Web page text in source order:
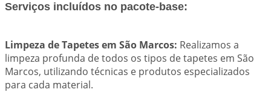
Serviços incluídos no pacote-base:
Limpeza de Tapetes em São Marcos: Realizamos a
limpeza profunda de todos os tipos de tapetes em São
Marcos, utilizando técnicas e produtos especializados
para cada material.